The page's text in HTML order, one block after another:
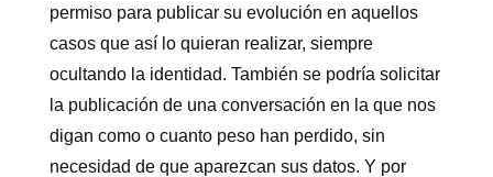
permiso para publicar su evolución en aquellos
casos que así lo quieran realizar, siempre
ocultando la identidad. También se podría solicitar
la publicación de una conversación en la que nos
digan como o cuanto peso han perdido, sin
necesidad de que aparezcan sus datos. Y por